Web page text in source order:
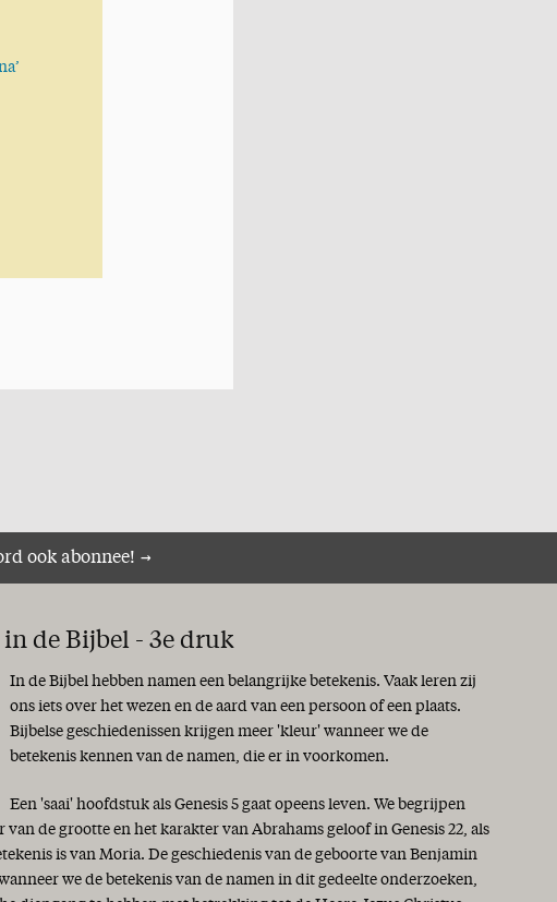
ook abonnee!
de Bijbel - 3e druk
In de Bijbel hebben namen een belangrijke betekenis. Vaak leren zij
ons iets over het wezen en de aard van een persoon of een plaats.
Bijbelse geschiedenissen krijgen meer 'kleur' wanneer we de
betekenis kennen van de namen, die er in voorkomen.
Een 'saai' hoofdstuk als Genesis 5 gaat opeens leven. We begrijpen
van de grootte en het karakter van Abrahams geloof in Genesis 22, als
is van Moria. De geschiedenis van de geboorte van Benjamin
we de betekenis van de namen in dit gedeelte onderzoeken,